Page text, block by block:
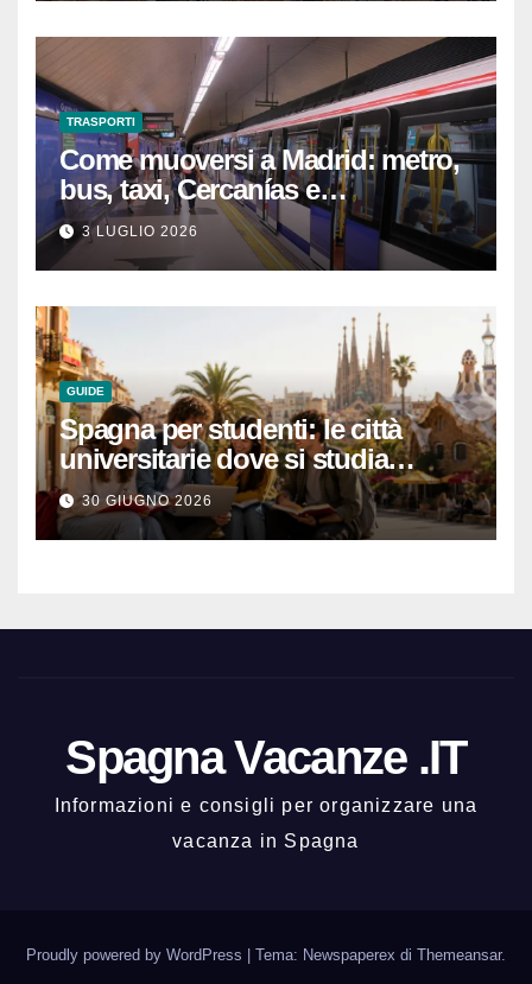
TRASPORTI
Come muoversi a Madrid: metro,
bus, taxi, Cercanías e
abbonamenti turistici
3 LUGLIO 2026
GUIDE
Spagna per studenti: le città
universitarie dove si studia
meglio e con una buona vita
notturna
30 GIUGNO 2026
Spagna Vacanze .IT
Informazioni e consigli per organizzare una
vacanza in Spagna
Proudly powered by WordPress | Tema: Newspaperex di Themeansar.